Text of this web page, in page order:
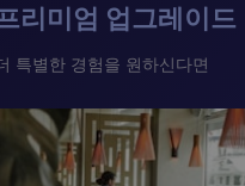
리미엄 업그레이드
특별한 경험을 원하신다면